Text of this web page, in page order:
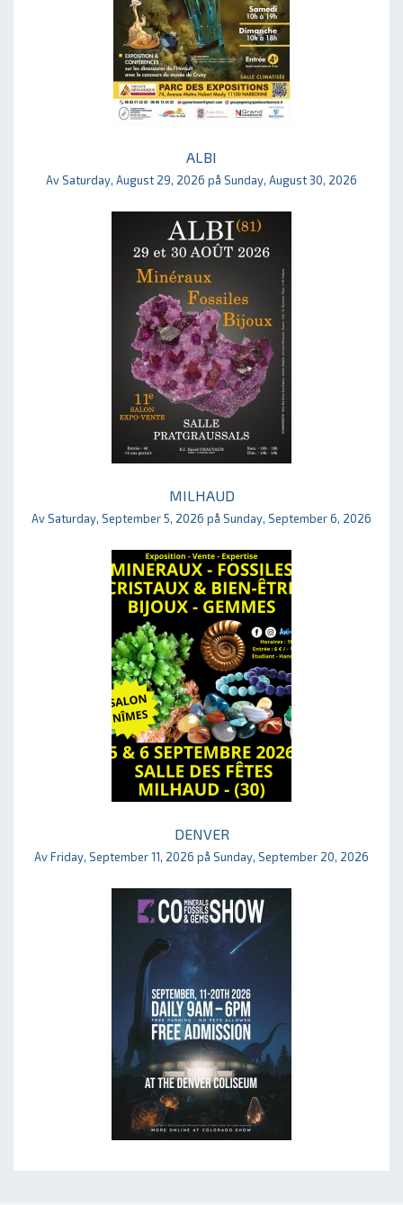
ALBI
Av Saturday, August 29, 2026 på Sunday, August 30, 2026
MILHAUD
Av Saturday, September 5, 2026 på Sunday, September 6, 2026
DENVER
Av Friday, September 11, 2026 på Sunday, September 20, 2026